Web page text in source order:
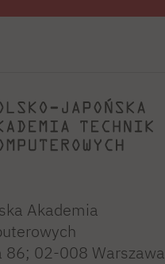
Akademia
86; 02-008 Warszawa